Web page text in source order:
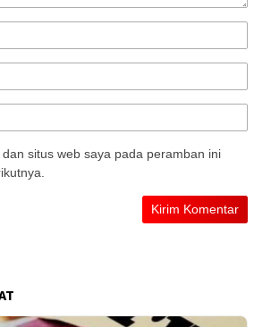
situs web saya pada peramban ini